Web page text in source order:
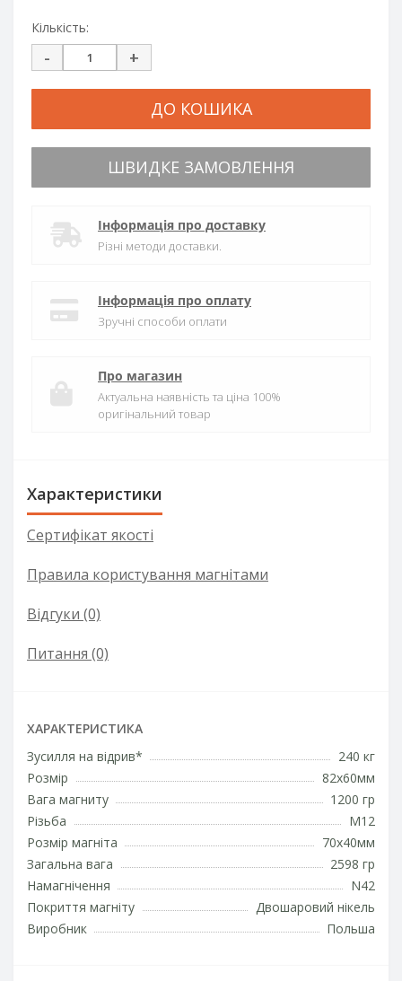
Кількість:
- +
ДО КОШИКА
ШВИДКЕ ЗАМОВЛЕННЯ
Інформація про доставку
Різні методи доставки.
Інформація про оплату
Зручні способи оплати
Про магазин
Актуальна наявність та ціна 100%
оригінальний товар
Характеристики
Сертифікат якості
Правила користування магнітами
Відгуки (0)
Питання (0)
ХАРАКТЕРИСТИКА
Зусилля на відрив*
240 кг
Розмір
82х60мм
Вага магниту
1200 гр
Різьба
М12
Розмір магніта
70х40мм
Загальна вага
2598 гр
Намагнічення
N42
Покриття магніту
Двошаровий нікель
Виробник
Польша